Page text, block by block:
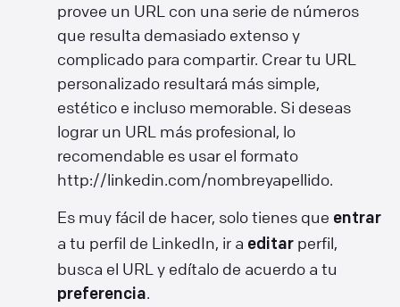
provee un URL con una serie de números
que resulta demasiado extenso y
complicado para compartir. Crear tu URL
personalizado resultará más simple,
estético e incluso memorable. Si deseas
lograr un URL más profesional, lo
recomendable es usar el formato
http://linkedin.com/nombreyapellido.
Es muy fácil de hacer, solo tienes que entrar
a tu perfil de LinkedIn, ir a editar perfil,
busca el URL y edítalo de acuerdo a tu
preferencia.